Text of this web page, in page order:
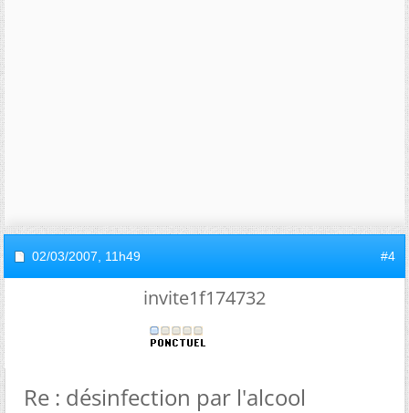
02/03/2007, 11h49 #4
invite1f174732
Re : désinfection par l'alcool